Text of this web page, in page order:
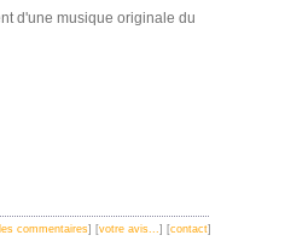
d'une musique originale du
commentaires] [votre avis...] [contact]